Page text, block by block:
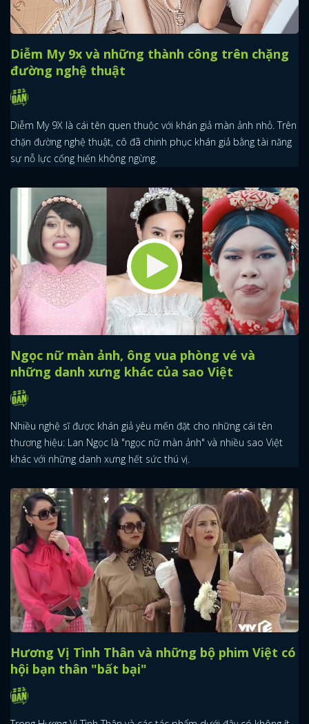
Diễm My 9x và những thành công trên chặng
đường nghệ thuật
Diễm My 9X là cái tên quen thuộc với khán giả màn ảnh nhỏ. Trên
chặn đường nghệ thuật, cô đã chinh phục khán giả bằng tài năng
sự nỗ lực cống hiến không ngừng.
Ngọc nữ màn ảnh, ông vua phòng vé và
những danh xưng khác của sao Việt
Nhiều nghệ sĩ được khán giả yêu mến đặt cho những cái tên
thương hiệu: Lan Ngọc là "ngọc nữ màn ảnh" và nhiều sao Việt
khác với những danh xưng hết sức thú vị.
Hương Vị Tình Thân và những bộ phim Việt có
hội bạn thân "bất bại"